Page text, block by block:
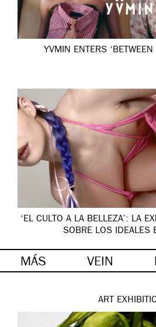
YVMIN ENTERS ‘BETWEEN
‘EL CULTO A LA BELLEZA’: LA
SOBRE LOS IDEALES
MÁS VEIN
ART